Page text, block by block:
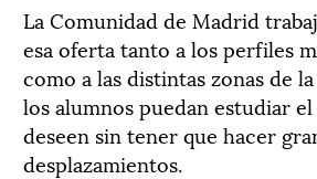
La Comunidad de Madrid
esa oferta tanto a los perfiles
como a las distintas zonas de
los alumnos puedan estudiar
deseen sin tener que hacer
desplazamientos.